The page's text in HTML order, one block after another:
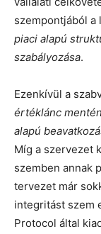
szempontjából a
piaci alapú
szabályozása.
Ezenkívül a
értéklánc
alapú
Míg a szervezet
szemben annak
tervezet már
integritást szem
Protocol által